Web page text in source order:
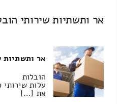
אר ותשתיות שירותי
אר ותשתיות
הובלות
עלות
את […]